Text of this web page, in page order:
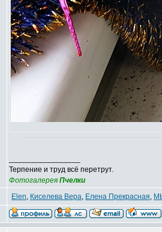
Терпение и труд всё перетрут.
Фотогалерея Пчелки
Elen, Киселева Вера, Елена Прекрасная,